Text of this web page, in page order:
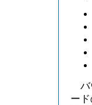
バ
ー